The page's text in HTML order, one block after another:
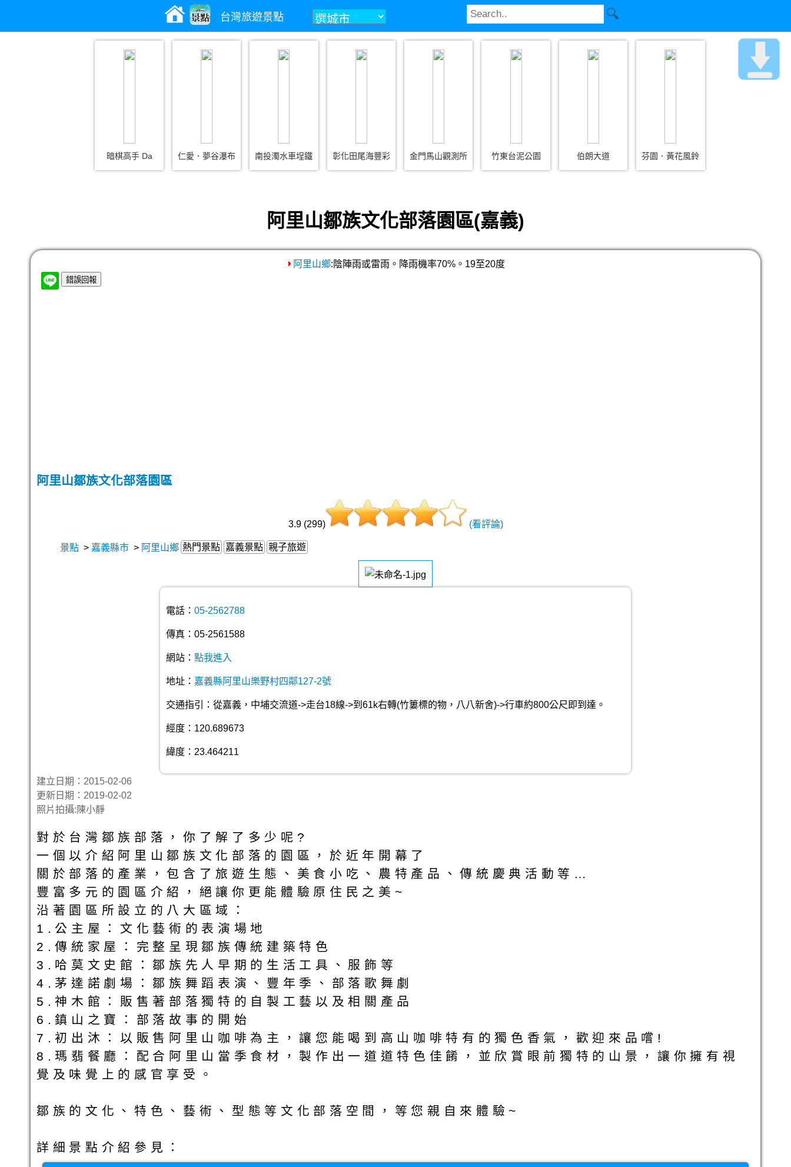
台灣旅遊景點
暗棋高手 Da 仁愛．夢谷瀑布 南投濁水車埕鐵 彰化田尾海豐彩 金門馬山觀測所 竹東台泥公園 伯朗大道 芬園．黃花風鈴
阿里山鄒族文化部落園區(嘉義)
阿里山鄉:陰陣雨或雷雨。降雨機率70%。19至20度
阿里山鄒族文化部落園區
3.9 (299) (看評論)
景點 > 嘉義縣市 > 阿里山鄉 熱門景點 嘉義景點 親子旅遊
電話： 05-2562788
傳真：05-2561588
網站： 點我進入
地址： 嘉義縣阿里山樂野村四鄰127-2號
交通指引：從嘉義，中埔交流道->走台18線->到61k右轉(竹簍標的物，八八新舍)->行車約800公尺即到達。
經度：120.689673
緯度：23.464211
建立日期：2015-02-06
更新日期：2019-02-02
照片拍攝:陳小靜
對於台灣鄒族部落，你了解了多少呢?
一個以介紹阿里山鄒族文化部落的園區，於近年開幕了
關於部落的產業，包含了旅遊生態、美食小吃、農特產品、傳統慶典活動等…
豐富多元的園區介紹，絕讓你更能體驗原住民之美~
沿著園區所設立的八大區域：
1.公主屋：文化藝術的表演場地
2.傳統家屋：完整呈現鄒族傳統建築特色
3.哈莫文史館：鄒族先人早期的生活工具、服飾等
4.茅達諾劇場：鄒族舞蹈表演、豐年季、部落歌舞劇
5.神木館：販售著部落獨特的自製工藝以及相關產品
6.鎮山之寶：部落故事的開始
7.初出沐：以販售阿里山咖啡為主，讓您能喝到高山咖啡特有的獨色香氣，歡迎來品嚐!
8.瑪翡餐廳：配合阿里山當季食材，製作出一道道特色佳餚，並欣賞眼前獨特的山景，讓你擁有視
覺及味覺上的感官享受。
鄒族的文化、特色、藝術、型態等文化部落空間，等您親自來體驗~
詳細景點介紹參見：